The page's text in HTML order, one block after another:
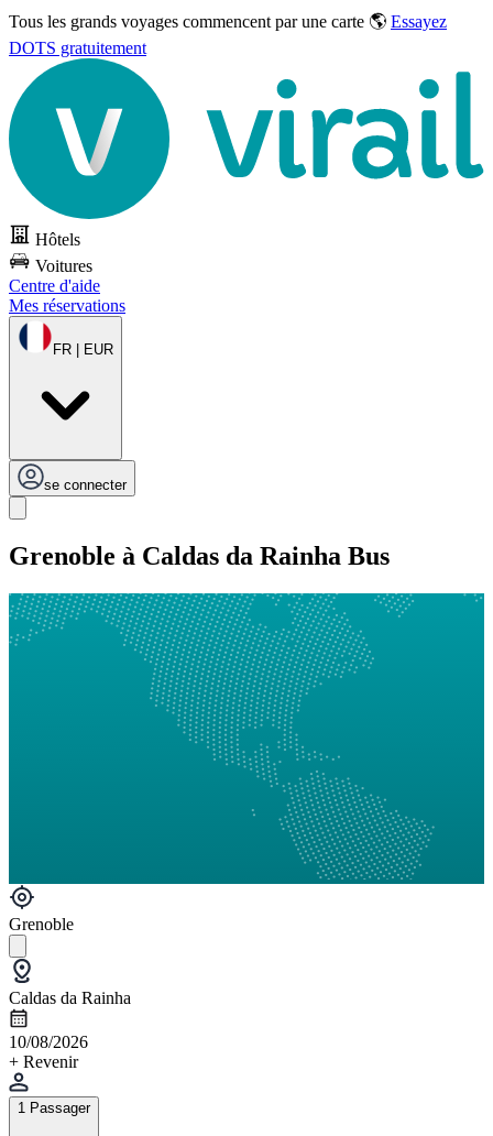
Tous les grands voyages commencent par une carte 🌎 Essayez
DOTS gratuitement
Hôtels
Voitures
Centre d'aide
Mes réservations
FR | EUR
se connecter
Grenoble à Caldas da Rainha Bus
Grenoble
Caldas da Rainha
10/08/2026
+ Revenir
1 Passager